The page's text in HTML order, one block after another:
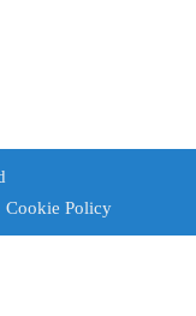
reserved
Cookie Policy